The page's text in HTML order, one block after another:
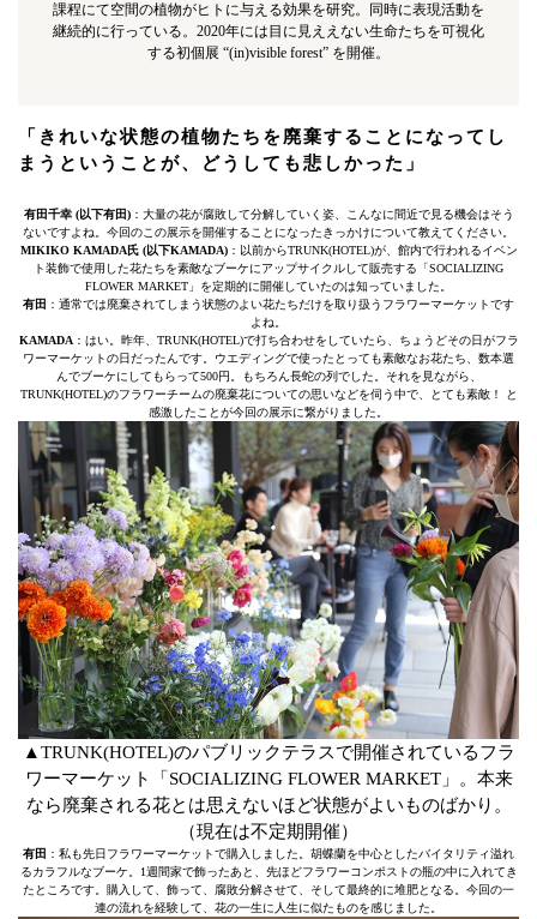
課程にて空間の植物がヒトに与える効果を研究。同時に表現活動を
継続的に行っている。2020年には目に見ええない生命たちを可視化
する初個展 “(in)visible forest” を開催。
「きれいな状態の植物たちを廃棄することになってし
まうということが、どうしても悲しかった」
有田千幸 (以下有田)：大量の花が腐敗して分解していく姿、こんなに間近で見る機会はそう
ないですよね。今回のこの展示を開催することになったきっかけについて教えてください。
MIKIKO KAMADA氏 (以下KAMADA)：以前からTRUNK(HOTEL)が、館内で行われるイベン
ト装飾で使用した花たちを素敵なブーケにアップサイクルして販売する「SOCIALIZING
FLOWER MARKET」を定期的に開催していたのは知っていました。
有田 ：通常では廃棄されてしまう状態のよい花たちだけを取り扱うフラワーマーケットです
よね。
KAMADA：はい。昨年、TRUNK(HOTEL)で打ち合わせをしていたら、ちょうどその日がフラ
ワーマーケットの日だったんです。ウエディングで使ったとっても素敵なお花たち、数本選
んでブーケにしてもらって500円。もちろん長蛇の列でした。それを見ながら、
TRUNK(HOTEL)のフラワーチームの廃棄花についての思いなどを伺う中で、とても素敵！ と
感激したことが今回の展示に繋がりました。
▲TRUNK(HOTEL)のパブリックテラスで開催されているフラ
ワーマーケット「SOCIALIZING FLOWER MARKET」。本来
なら廃棄される花とは思えないほど状態がよいものばかり。
（現在は不定期開催）
有田 ：私も先日フラワーマーケットで購入しました。胡蝶蘭を中心としたバイタリティ溢れ
るカラフルなブーケ。1週間家で飾ったあと、先ほどフラワーコンポストの瓶の中に入れてき
たところです。購入して、飾って、腐敗分解させて、そして最終的に堆肥となる。今回の一
連の流れを経験して、花の一生に人生に似たものを感じました。